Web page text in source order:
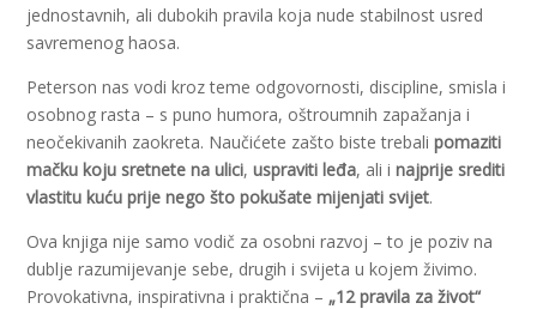
jednostavnih, ali dubokih pravila koja nude stabilnost usred
savremenog haosa.
Peterson nas vodi kroz teme odgovornosti, discipline, smisla i
osobnog rasta – s puno humora, oštroumnih zapažanja i
neočekivanih zaokreta. Naučićete zašto biste trebalipomaziti
mačku koju sretnete na ulici,uspraviti leđa, ali inajprije srediti
vlastitu kuću prije nego što pokušate mijenjati svijet.
Ova knjiga nije samo vodič za osobni razvoj – to je poziv na
dublje razumijevanje sebe, drugih i svijeta u kojem živimo.
Provokativna, inspirativna i praktična – „12 pravila za život“